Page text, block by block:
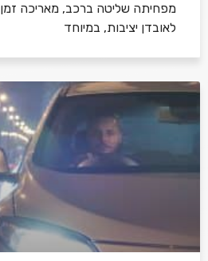
מפחיתה שליטה ברכב, מאריכה זמן
לאובדן יציבות, במיוחד